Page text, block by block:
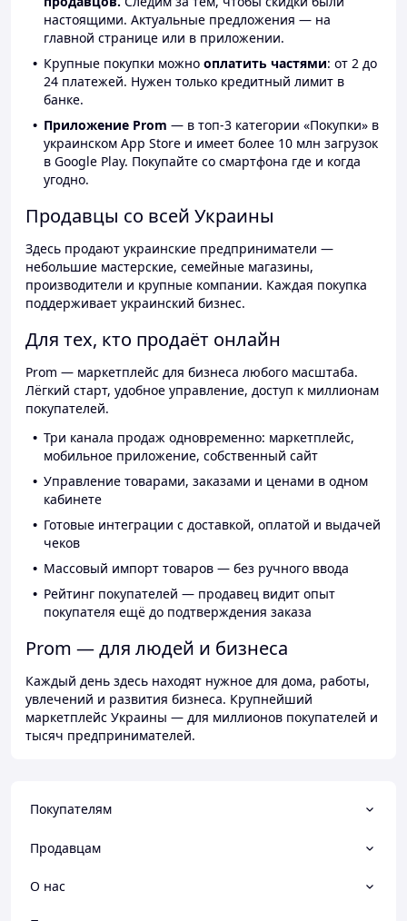
настоящими. Актуальные предложения — на
главной странице или в приложении.
Крупные покупки можно оплатить частями: от 2 до
24 платежей. Нужен только кредитный лимит в
банке.
Приложение Prom — в топ-3 категории «Покупки» в
украинском App Store и имеет более 10 млн загрузок
в Google Play. Покупайте со смартфона где и когда
угодно.
Продавцы со всей Украины
Здесь продают украинские предприниматели —
небольшие мастерские, семейные магазины,
производители и крупные компании. Каждая покупка
поддерживает украинский бизнес.
Для тех, кто продаёт онлайн
Prom — маркетплейс для бизнеса любого масштаба.
Лёгкий старт, удобное управление, доступ к миллионам
покупателей.
Три канала продаж одновременно: маркетплейс,
мобильное приложение, собственный сайт
Управление товарами, заказами и ценами в одном
кабинете
Готовые интеграции с доставкой, оплатой и выдачей
чеков
Массовый импорт товаров — без ручного ввода
Рейтинг покупателей — продавец видит опыт
покупателя ещё до подтверждения заказа
Prom — для людей и бизнеса
Каждый день здесь находят нужное для дома, работы,
увлечений и развития бизнеса. Крупнейший
маркетплейс Украины — для миллионов покупателей и
тысяч предпринимателей.
Покупателям
Продавцам
О нас